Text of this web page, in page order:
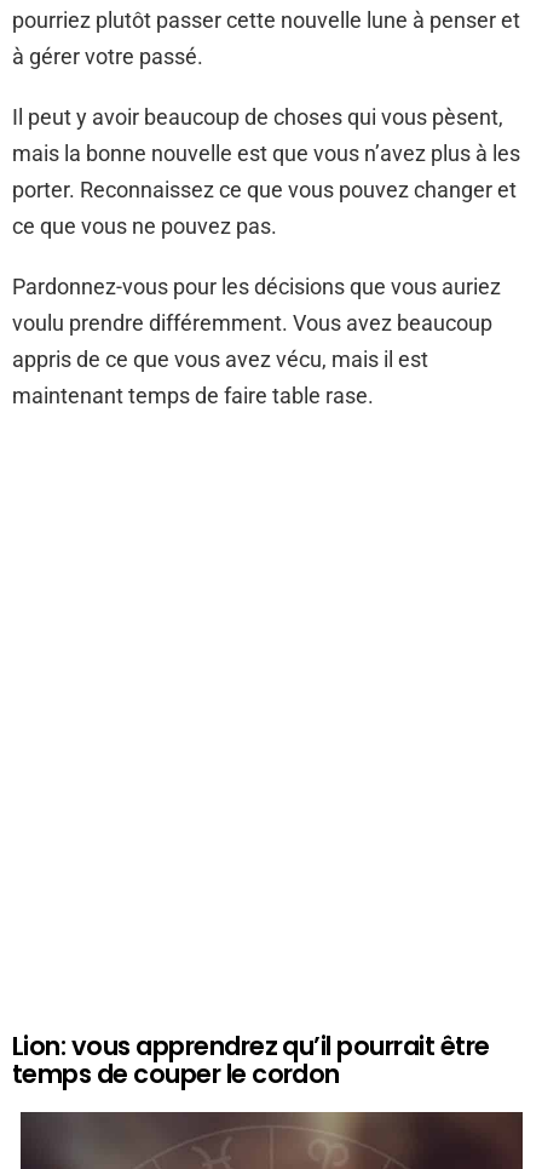
pourriez plutôt passer cette nouvelle lune à penser et
à gérer votre passé.
Il peut y avoir beaucoup de choses qui vous pèsent,
mais la bonne nouvelle est que vous n’avez plus à les
porter. Reconnaissez ce que vous pouvez changer et
ce que vous ne pouvez pas.
Pardonnez-vous pour les décisions que vous auriez
voulu prendre différemment. Vous avez beaucoup
appris de ce que vous avez vécu, mais il est
maintenant temps de faire table rase.
Lion: vous apprendrez qu’il pourrait être
temps de couper le cordon